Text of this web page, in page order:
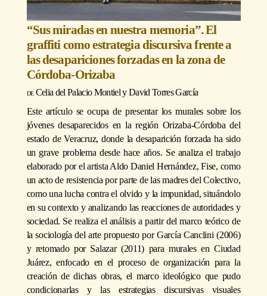
“Sus miradas en nuestra memoria”. El
graffiti como estrategia discursiva frente a
las desapariciones forzadas en la zona de
Córdoba-Orizaba
Celia del Palacio MontielyDavid Torres García
Este artículo se ocupa de presentar los murales sobre los
jóvenes desaparecidos en la región Orizaba-Córdoba del
estado de Veracruz, donde la desaparición forzada ha sido
un grave problema desde hace años. Se analiza el trabajo
elaborado por el artista Aldo Daniel Hernández, Fise, como
un acto de resistencia por parte de las madres del Colectivo,
como una lucha contra el olvido y la impunidad, situándolo
en su contexto y analizando las reacciones de autoridades y
sociedad. Se realiza el análisis a partir del marco teórico de
la sociología del arte propuesto por García Canclini (2006)
y retomado por Salazar (2011) para murales en Ciudad
Juárez, enfocado en el proceso de organización para la
creación de dichas obras, el marco ideológico que pudo
condicionarlas y las estrategias discursivas visuales